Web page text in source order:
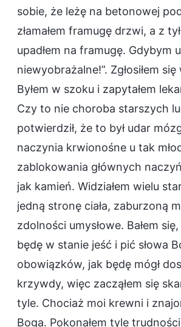
sobie, że leżę na betonowej
złamałem framugę drzwi, a z
upadłem na framugę. Gdybym
niewyobrażalne!”. Zgłosiłem
Byłem w szoku i zapytałem
Czy to nie choroba starszych
potwierdził, że to był udar
naczynia krwionośne u tak
zablokowania głównych
jak kamień. Widziałem wielu
jedną stronę ciała, zaburzoną
zdolności umysłowe. Bałem
będę w stanie jeść i pić słowa
obowiązków, jak będę mógł
krzywdy, więc zacząłem się
tyle. Chociaż moi krewni i
Boga. Pokonałem tyle